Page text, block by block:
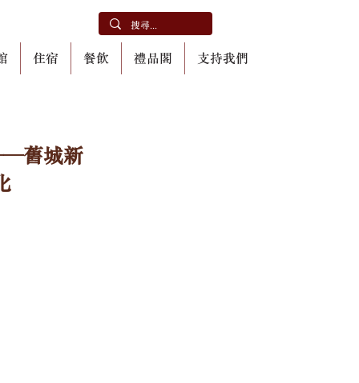
住宿 餐飲 禮品閣 支持我們
舊城新